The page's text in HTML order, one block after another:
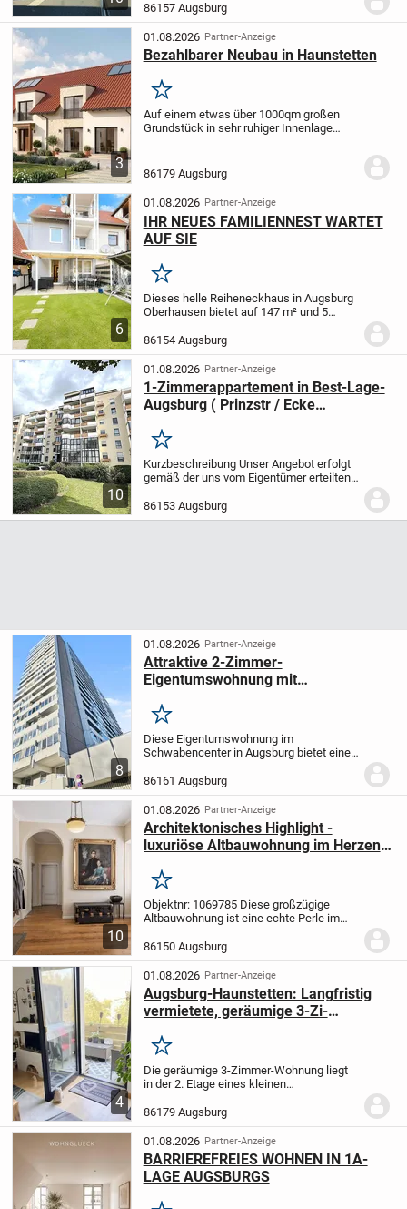
Gelegenheit für Kapitalanleger sowie für
alle Eigennutzer, die urbanes Wohnen in
einem...
86157 Augsburg
3
01.08.2026 Partner-Anzeige
Bezahlbarer Neubau in Haunstetten
Merken
Auf einem etwas über 1000qm großen
Grundstück in sehr ruhiger Innenlage
Doppelhaushälften.
Grundstückszuschnitt kommen die...
86179 Augsburg
6
01.08.2026 Partner-Anzeige
IHR NEUES FAMILIENNEST WARTET
AUF SIE
Merken
Dieses helle Reiheneckhaus in Augsburg
Oberhausen bietet auf 147 m² und 5
die Wohnen und Arbeiten flexibel
verbinden möchten. Auf drei Geschossen
plus Keller...
86154 Augsburg
10
01.08.2026 Partner-Anzeige
1-Zimmerappartement in Best-Lage-
Augsburg ( Prinzstr / Ecke
Merken
Kurzbeschreibung Unser Angebot erfolgt
gemäß der uns vom Eigentümer erteilten
die Richtigkeit und Vollständigkeit.
Schadensersatzansprüche sind uns
86153 Augsburg
8
01.08.2026 Partner-Anzeige
Attraktive 2-Zimmer-
Eigentumswohnung mit
Augsburg-Schwabencenter
Merken
Diese Eigentumswohnung im
Schwabencenter in Augsburg bietet eine
Eigennutzer als auch für
Kapitalanleger.Mit einer Wohnfläche von
ca. 62 m² überzeugt die Wohnung...
86161 Augsburg
10
01.08.2026 Partner-Anzeige
Architektonisches Highlight -
luxuriöse Altbauwohnung im Herzen
Merken
Objektnr: 1069785 Diese großzügige
Altbauwohnung ist eine echte Perle im
einem repräsentativen Gebäude in der
Prinzregentenstraße, die sich durch
viele...
86150 Augsburg
4
01.08.2026 Partner-Anzeige
Augsburg-Haunstetten: Langfristig
vermietete, geräumige 3-Zi-
Merken
Die geräumige 3-Zimmer-Wohnung liegt
in der 2. Etage eines kleinen
Flur aus haben Sie Zugang zu allen
Wohnräumen. Die Wohnung besitzt ein
helles Tageslichtbadezimmer...
86179 Augsburg
01.08.2026 Partner-Anzeige
BARRIEREFREIES WOHNEN IN 1A-
LAGE AUGSBURGS